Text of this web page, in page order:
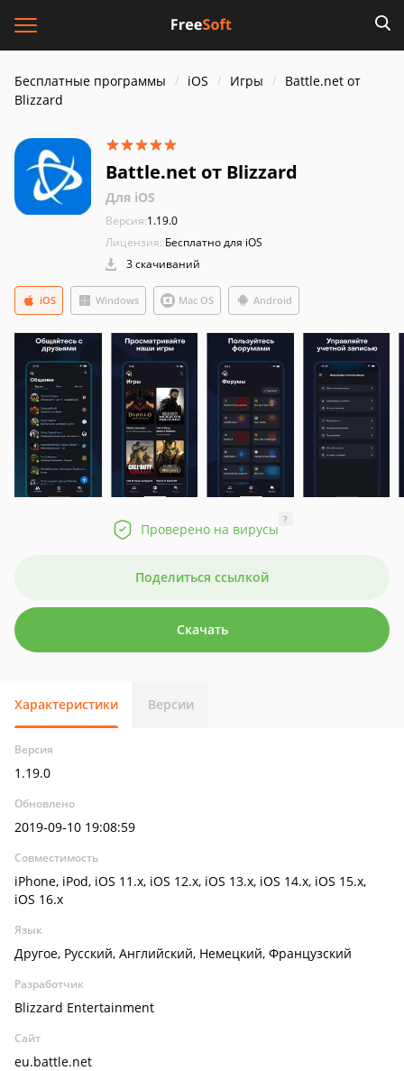
Бесплатные программы iOS Игры
Battle.net от
Blizzard
Battle.net от Blizzard
Для iOS
Версия:1.19.0
Лицензия: Бесплатно для iOS
3 скачиваний
Windows Mac OS Android
iOS
Проверено на вирусы
?
Поделиться ссылкой
Скачать
Характеристики Версии
Версия
1.19.0
Обновлено
2019-09-10 19:08:59
Совместимость
iPhone, iPod, iOS 11.x, iOS 12.x, iOS 13.x, iOS 14.x, iOS 15.x,
iOS 16.x
Язык
Другое, Русский, Английский, Немецкий, Французский
Разработчик
Blizzard Entertainment
Сайт
eu.battle.net